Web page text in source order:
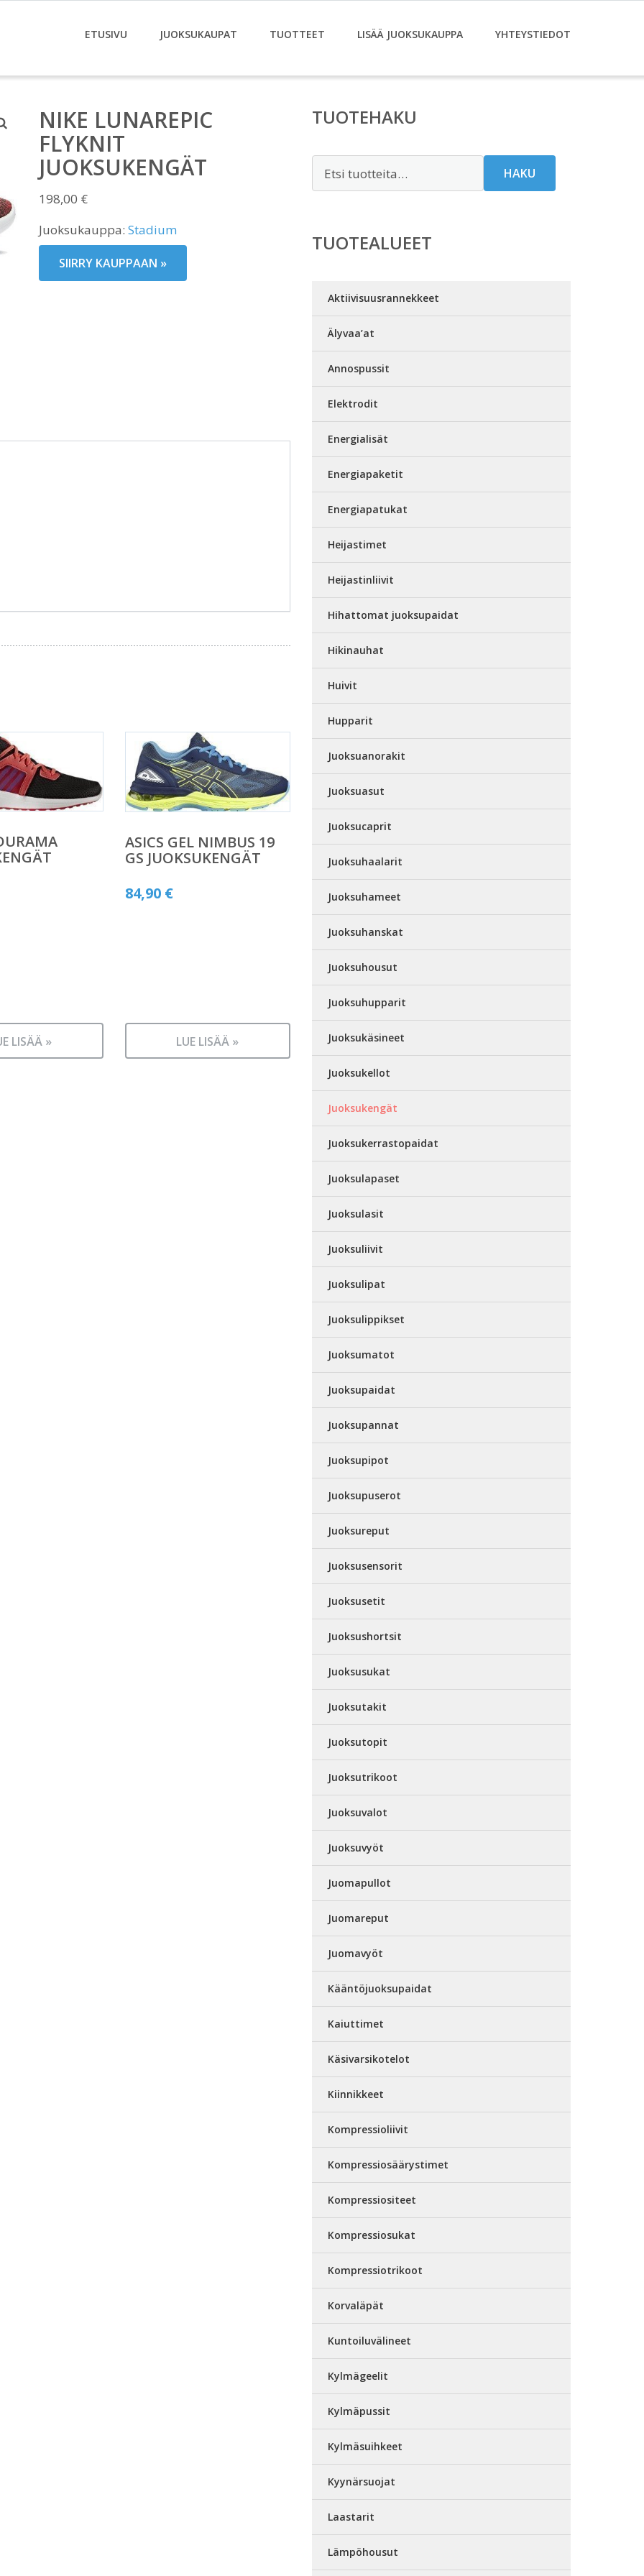
ETUSIVU JUOKSUKAUPAT TUOTTEET LISÄÄ JUOKSUKAUPPA YHTEYSTIEDOT
NIKE LUNAREPIC
FLYKNIT
JUOKSUKENGÄT
198,00 €
Juoksukauppa: Stadium
SIIRRY KAUPPAAN »
LISÄÄ »
ASICS GEL NIMBUS 19
GS JUOKSUKENGÄT
84,90 €
LUE LISÄÄ »
TUOTEHAKU
HAKU
TUOTEALUEET
Aktiivisuusrannekkeet
Älyvaa’at
Annospussit
Elektrodit
Energialisät
Energiapaketit
Energiapatukat
Heijastimet
Heijastinliivit
Hihattomat juoksupaidat
Hikinauhat
Huivit
Hupparit
Juoksuanorakit
Juoksuasut
Juoksucaprit
Juoksuhaalarit
Juoksuhameet
Juoksuhanskat
Juoksuhousut
Juoksuhupparit
Juoksukäsineet
Juoksukellot
Juoksukengät
Juoksukerrastopaidat
Juoksulapaset
Juoksulasit
Juoksuliivit
Juoksulipat
Juoksulippikset
Juoksumatot
Juoksupaidat
Juoksupannat
Juoksupipot
Juoksupuserot
Juoksureput
Juoksusensorit
Juoksusetit
Juoksushortsit
Juoksusukat
Juoksutakit
Juoksutopit
Juoksutrikoot
Juoksuvalot
Juoksuvyöt
Juomapullot
Juomareput
Juomavyöt
Kääntöjuoksupaidat
Kaiuttimet
Käsivarsikotelot
Kiinnikkeet
Kompressioliivit
Kompressiosäärystimet
Kompressiositeet
Kompressiosukat
Kompressiotrikoot
Korvaläpät
Kuntoiluvälineet
Kylmägeelit
Kylmäpussit
Kylmäsuihkeet
Kyynärsuojat
Laastarit
Lämpöhousut